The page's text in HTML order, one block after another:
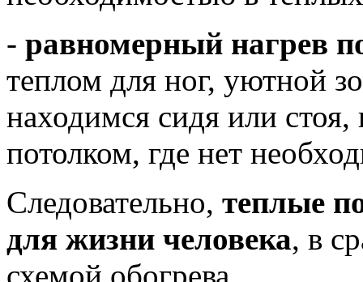
- равномерный нагрев
теплом для ног, уютной
находимся сидя или
потолком, где нет
Следовательно, теплые
для жизни человека, в